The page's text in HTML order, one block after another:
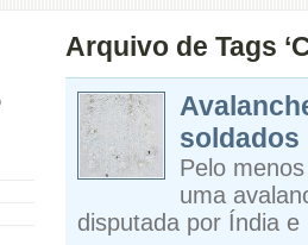
Arquivo de Tags
soldados
Pelo
uma
disputada por Índia